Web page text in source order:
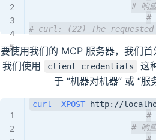
# 响应
#
# curl: (22) The requested
要使用我们的 MCP 服务器，我们首
我们使用
client_credentials
这
于 “机器对机器” 或 “服
curl -XPOST http://
#
# 响应